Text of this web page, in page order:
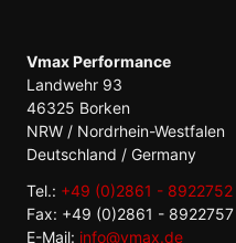
Vmax Performance
Landwehr 93
46325 Borken
NRW / Nordrhein-Westfalen
Deutschland / Germany
Tel.: +49 (0)2861 - 8922752
Fax: +49 (0)2861 - 8922757
E-Mail: info@vmax.de